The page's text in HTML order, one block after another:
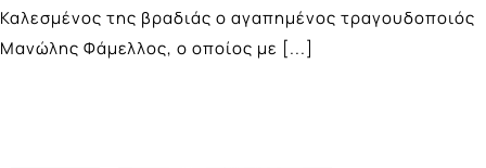
Καλεσμένος της βραδιάς ο αγαπημένος τραγουδοποιός
Μανώλης Φάμελλος, ο οποίος με [...]